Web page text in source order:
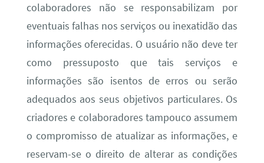
colaboradores não se responsabilizam por
eventuais falhas nos serviços ou inexatidão das
informações oferecidas. O usuário não deve ter
como pressuposto que tais serviços e
informações são isentos de erros ou serão
adequados aos seus objetivos particulares. Os
criadores e colaboradores tampouco assumem
o compromisso de atualizar as informações, e
reservam-se o direito de alterar as condições